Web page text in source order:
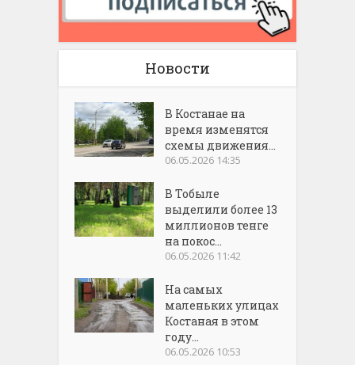
Новости
В Костанае на
время изменятся
схемы движения...
06.05.2026 14:35
В Тобыле
выделили более 13
миллионов тенге
на покос...
06.05.2026 11:42
На самых
маленьких улицах
Костаная в этом
году...
06.05.2026 10:53